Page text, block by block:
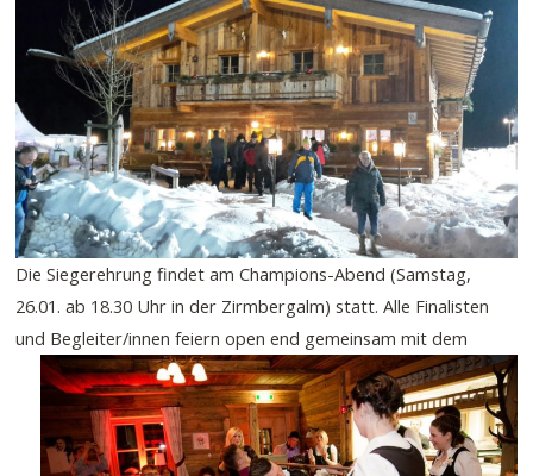
Die Siegerehrung findet am Champions-Abend (Samstag,
26.01. ab 18.30 Uhr in der Zirmbergalm) statt. Alle Finalisten
und Begleiter/innen feiern open end gemeinsam mit dem